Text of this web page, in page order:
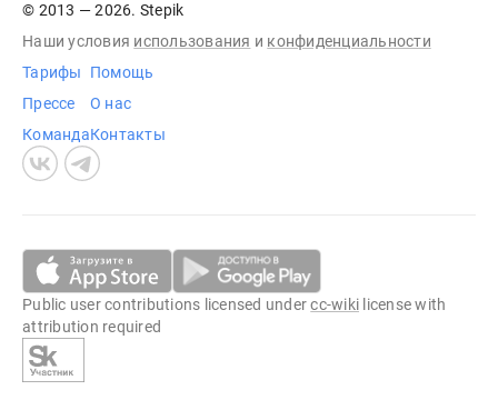
© 2013 — 2026. Stepik
Наши условия использования и конфиденциальности
Тарифы
Прессе
Команда
Помощь
О нас
Контакты
Public user contributions licensed undercc-wiki license with
attribution required